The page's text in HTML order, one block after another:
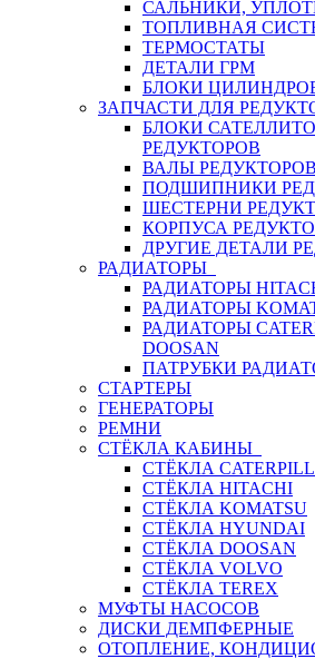
САЛЬНИКИ,
ТОПЛИВНАЯ
ТЕРМОСТАТЫ
ДЕТАЛИ ГРМ
БЛОКИ
ЗАПЧАСТИ ДЛЯ
БЛОКИ
РЕДУКТОРОВ
ВАЛЫ РЕДУКТОРОВ
ПОДШИПНИКИ
ШЕСТЕРНИ
КОРПУСА
ДРУГИЕ ДЕТАЛИ
РАДИАТОРЫ
РАДИАТОРЫ
РАДИАТОРЫ
РАДИАТОРЫ
DOOSAN
ПАТРУБКИ
СТАРТЕРЫ
ГЕНЕРАТОРЫ
РЕМНИ
СТЁКЛА КАБИНЫ
СТЁКЛА
СТЁКЛА HITACHI
СТЁКЛА KOMATSU
СТЁКЛА HYUNDAI
СТЁКЛА DOOSAN
СТЁКЛА VOLVO
СТЁКЛА TEREX
МУФТЫ НАСОСОВ
ДИСКИ ДЕМПФЕРНЫЕ
ОТОПЛЕНИЕ,